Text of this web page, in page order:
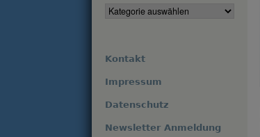
Kontakt
Impressum
Datenschutz
Newsletter Anmeldung